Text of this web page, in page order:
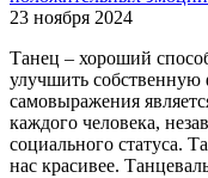
23 ноября 2024
Танец – хороший
улучшить
самовыражения
каждого человека,
социального статуса.
нас красивее.